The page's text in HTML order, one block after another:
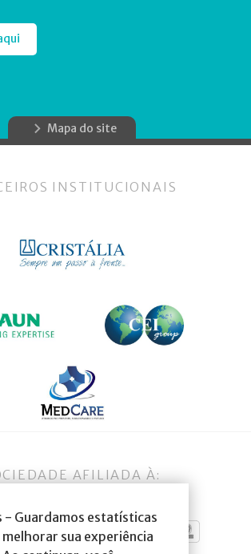
- Guardamos estatísticas
sua experiência
Mapa do site
INSTITUCIONAIS
AFILIADA À: